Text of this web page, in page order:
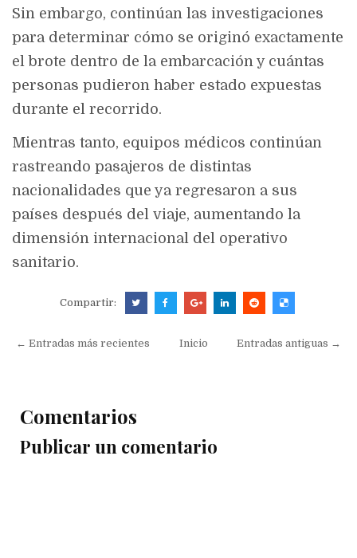
Sin embargo, continúan las investigaciones
para determinar cómo se originó exactamente
el brote dentro de la embarcación y cuántas
personas pudieron haber estado expuestas
durante el recorrido.
Mientras tanto, equipos médicos continúan
rastreando pasajeros de distintas
nacionalidades que ya regresaron a sus
países después del viaje, aumentando la
dimensión internacional del operativo
sanitario.
Compartir:
← Entradas más recientes Entradas antiguas →
Inicio
Comentarios
Publicar un comentario